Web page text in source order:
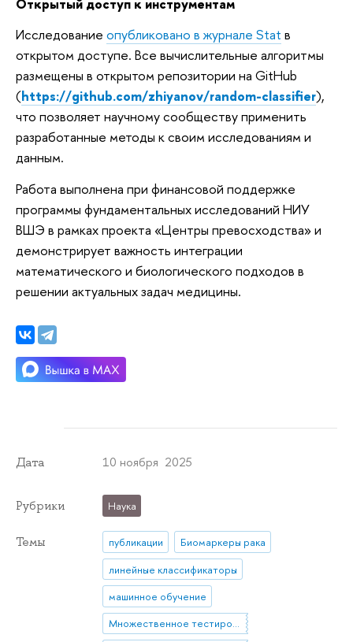
Исследование опубликовано в журнале Stat в
открытом доступе. Все вычислительные алгоритмы
размещены в открытом репозитории на GitHub
(https://github.com/zhiyanov/random-classifier),
что позволяет научному сообществу применить
разработанные методы к своим исследованиям и
данным.
Работа выполнена при финансовой поддержке
программы фундаментальных исследований НИУ
ВШЭ в рамках проекта «Центры превосходства» и
демонстрирует важность интеграции
математического и биологического подходов в
решении актуальных задач медицины.
Дата 10 ноября 2025
Рубрики Наука
Темы публикации
Биомаркеры рака
линейные классификаторы
машинное обучение
Множественное тестирование